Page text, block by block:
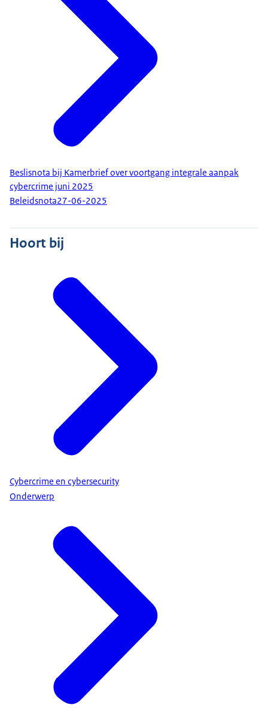
Beslisnota bij Kamerbrief over voortgang integrale aanpak
cybercrime juni 2025
Beleidsnota27-06-2025
Hoort bij
Cybercrime en cybersecurity
Onderwerp